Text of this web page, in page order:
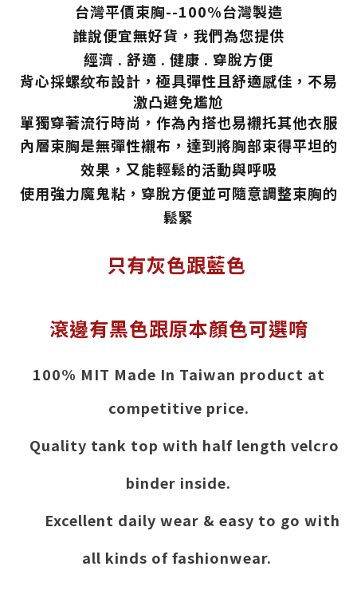
台灣平價束胸--100%台灣製造
誰說便宜無好貨 ，我們為您提供
經濟 . 舒適 . 健康 . 穿脫方便
背心採螺纹布設計 ， 極具彈性且舒適感佳， 不易
激凸避免尷尬
單獨穿著流行時尚 ， 作為內搭也易襯托其他衣服
內層束胸是無彈性襯布 ， 達到將胸部束得平坦的
效果 ， 又能輕鬆的活動與呼吸
使用強力魔鬼粘，穿脫方便並可隨意調整束胸的
鬆緊
只有灰色跟藍色
滾邊有黑色跟原本顏色可選唷
100% MIT Made In Taiwan product at
competitive price.
Quality tank top with half length velcro
binder inside.
Excellent daily wear & easy to go with
all kinds of fashionwear.